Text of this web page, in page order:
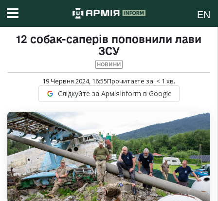
EN
12 собак-саперів поповнили лави
ЗСУ
НОВИНИ
19 Червня 2024, 16:55Прочитаєте за: < 1 хв.
Слідкуйте за АрміяInform в Google